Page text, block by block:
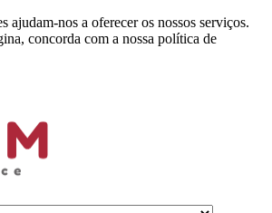
nos a oferecer os nossos serviços.
concorda com a nossa política de